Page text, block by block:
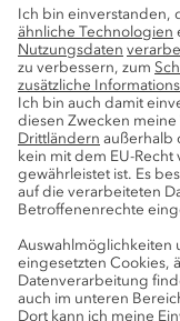
Nachhaltigkeit
Service
Pressekontakte
K+S-Newsletter
K+S Fanshop
Bergbaulexikon